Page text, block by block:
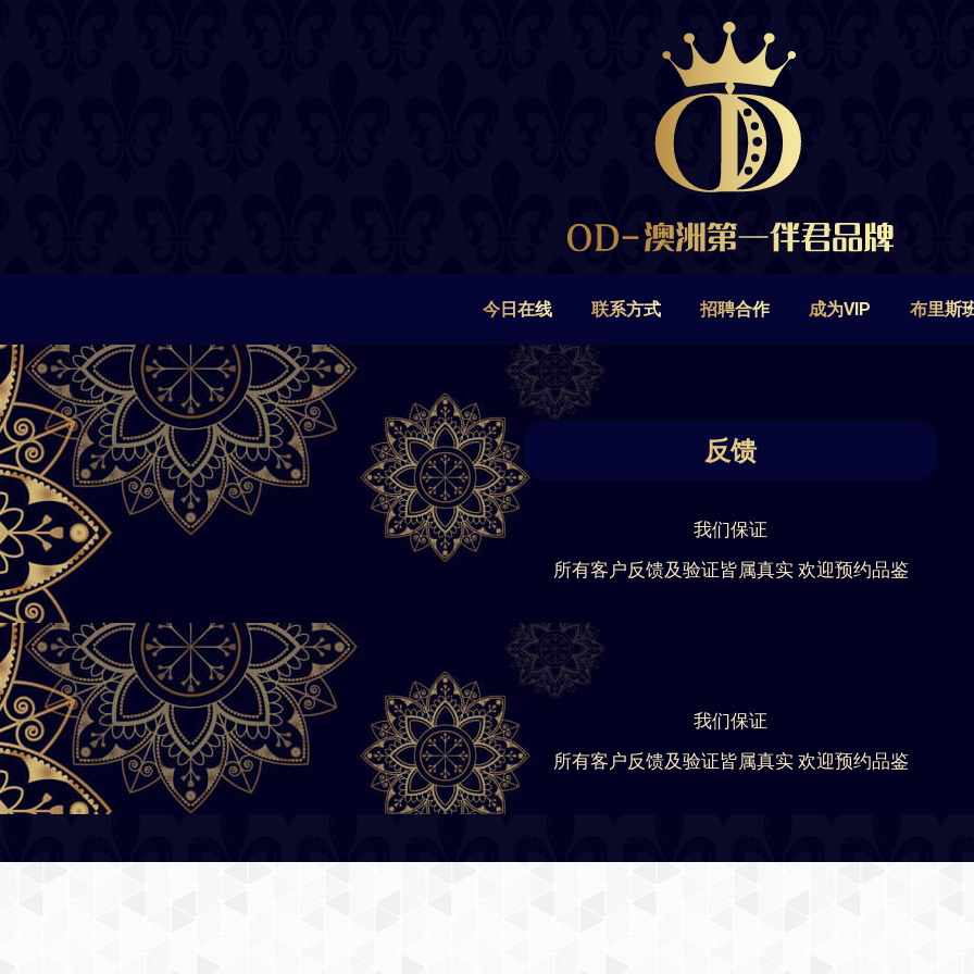
今日在线 联系方式 招聘合作 成为VIP 布里斯
反馈
我们保证
所有客户反馈及验证皆属真实 欢迎预约品鉴
我们保证
所有客户反馈及验证皆属真实 欢迎预约品鉴
招聘合作